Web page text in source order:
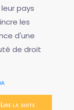
pays
les
d'une
de droit
Lire la suite